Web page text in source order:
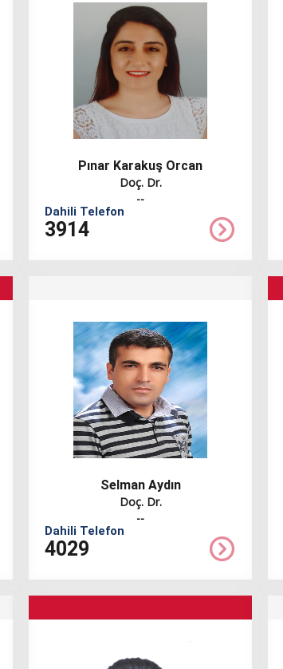
Pınar Karakuş Orcan
Doç. Dr.
--
Dahili Telefon
3914
Selman Aydın
Doç. Dr.
--
Dahili Telefon
4029